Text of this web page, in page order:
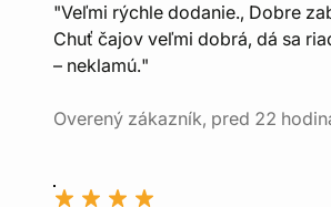
"Veľmi rýchle dodanie., Dobre
Chuť čajov veľmi dobrá, dá sa
– neklamú."
Overený zákazník, pred 22